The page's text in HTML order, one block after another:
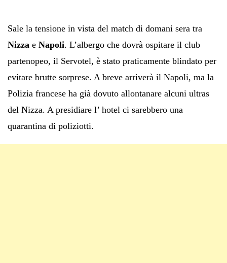
Sale la tensione in vista del match di domani sera tra
Nizza e Napoli. L’albergo che dovrà ospitare il club
partenopeo, il Servotel, è stato praticamente blindato per
evitare brutte sorprese. A breve arriverà il Napoli, ma la
Polizia francese ha già dovuto allontanare alcuni ultras
del Nizza. A presidiare l’ hotel ci sarebbero una
quarantina di poliziotti.